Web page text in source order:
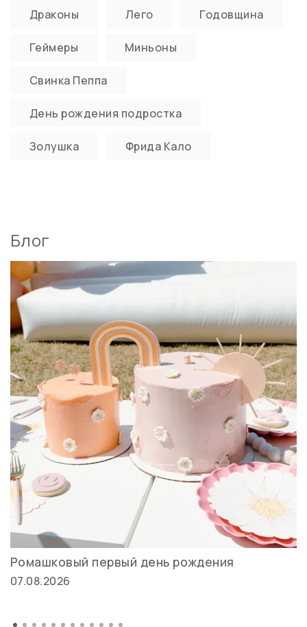
Драконы Лего Годовщина
Геймеры Миньоны
Свинка Пеппа
День рождения подростка
Золушка Фрида Кало
Блог
Ромашковый первый день рождения
07.08.2026